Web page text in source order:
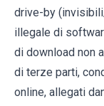
drive-by
illegale di
di download non
di terze parti,
online, allegati